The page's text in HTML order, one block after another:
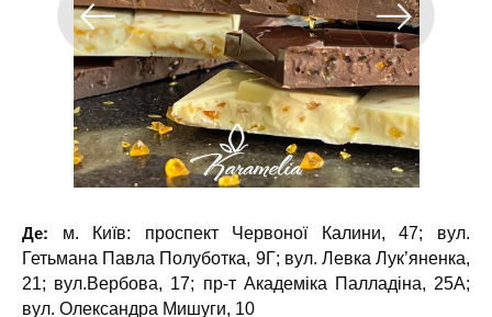
Де: м. Київ: проспект Червоної Калини, 47; вул.
Гетьмана Павла Полуботка, 9Г; вул. Левка Лук’яненка,
21; вул.Вербова, 17; пр-т Академіка Палладіна, 25А;
вул. Олександра Мишуги, 10